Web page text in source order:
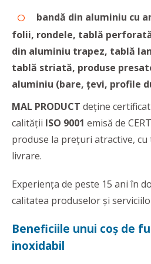
bandă din aluminiu cu
folii, rondele, tablă
din aluminiu trapez, tablă
tablă striată, produse
aluminiu (bare, țevi, profile
MAL PRODUCT deține
calității ISO 9001 emisă de
produse la prețuri atractive, cu
livrare.
Experiența de peste 15 ani în
calitatea produselor și
Beneficiile unui coș de
inoxidabil